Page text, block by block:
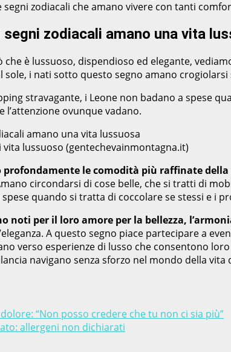
zodiacali che amano vivere con tanti
zodiacali amano una vita
è lussuoso, dispendioso ed elegante,
sole, i nati sotto questo segno amano
stravagante, i Leone non badano a spese
ovunque vadano.
lussuoso (gentechevainmontagna.it)
profondamente le comodità più raffinate
circondarsi di cose belle, che si tratti di
quando si tratta di coccolare se stessi e i
noti per il loro amore per la bellezza,
A questo segno piace partecipare a
verso esperienze di lusso che consentono
navigano senza sforzo nel mondo della vita
“Non posso credere che tu non ci sia più”
allergeni non dichiarati